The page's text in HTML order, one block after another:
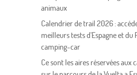
animaux
Calendrier de trail 2026 :
meilleurs tests d'Espagne et du
camping-car
Ce sont les aires réservées aux